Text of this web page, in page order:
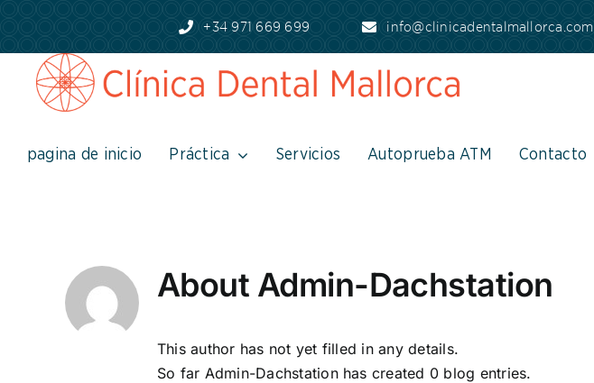
Skip
to
content
+34 971 669 699 info@clinicadentalmallorca.com
pagina de inicio Práctica Servicios Autoprueba ATM Contacto
About Admin-Dachstation
This author has not yet filled in any details.
So far Admin-Dachstation has created 0 blog entries.